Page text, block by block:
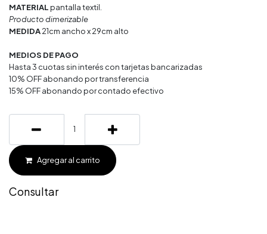
MATERIALpantalla textil.
Producto dimerizable
MEDIDA21cm ancho x 29cm alto
MEDIOS DE PAGO
Hasta 3 cuotas sin interés con tarjetas bancarizadas
10% OFF abonando por transferencia
15% OFF abonando por contado efectivo
Agregar al carrito
Consultar